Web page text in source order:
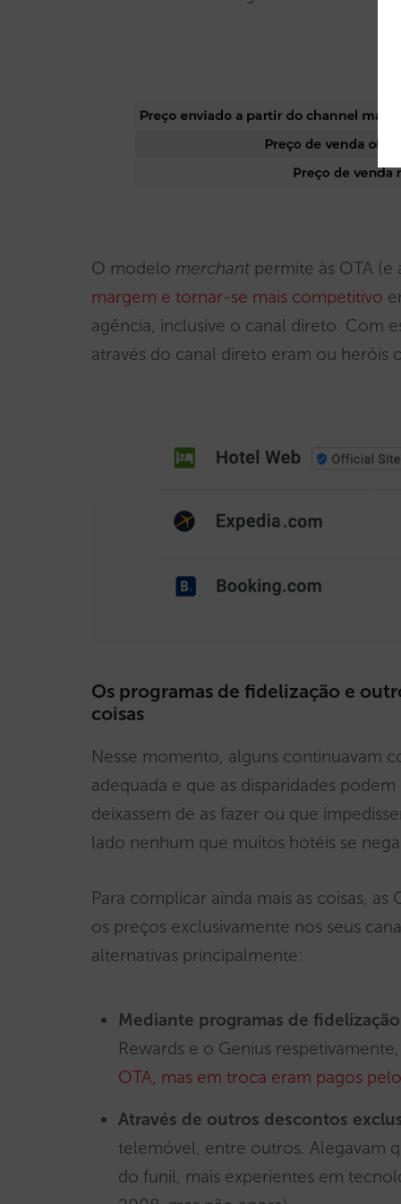
O modelo merchant permite às OTA (e
margem e tornar-se mais competitivo
agência, inclusive o canal direto. Com
através do canal direto eram ou heróis
Os programas de fidelização e
coisas
Nesse momento, alguns continuavam
adequada e que as disparidades
deixassem de as fazer ou que
lado nenhum que muitos hotéis se
Para complicar ainda mais as coisas,
os preços exclusivamente nos seus
alternativas principalmente:
Mediante programas de fidelização
Rewards e o Genius
OTA, mas em troca eram pagos
Através de outros descontos
telemóvel, entre outros. Alegavam
do funil, mais experientes em